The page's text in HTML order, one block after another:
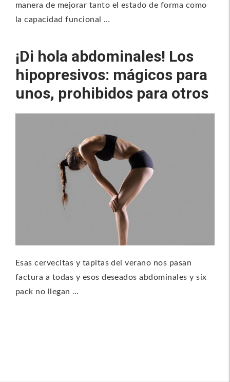
manera de mejorar tanto el estado de forma como
la capacidad funcional …
¡Di hola abdominales! Los
hipopresivos: mágicos para
unos, prohibidos para otros
Esas cervecitas y tapitas del verano nos pasan
factura a todas y esos deseados abdominales y six
pack no llegan …